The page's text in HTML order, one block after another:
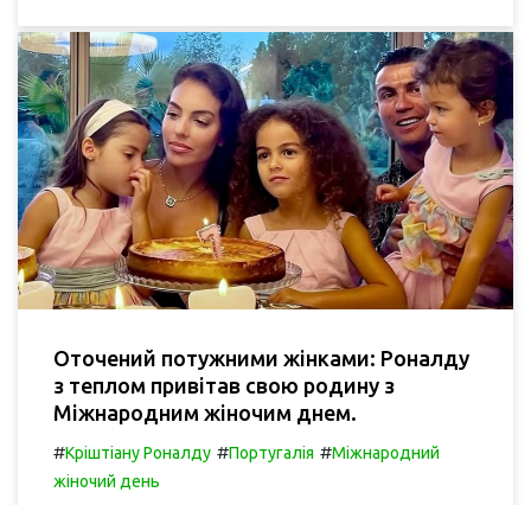
Оточений потужними жінками: Роналду
з теплом привітав свою родину з
Міжнародним жіночим днем.
#Кріштіану Роналду #Португалія #Міжнародний
жіночий день